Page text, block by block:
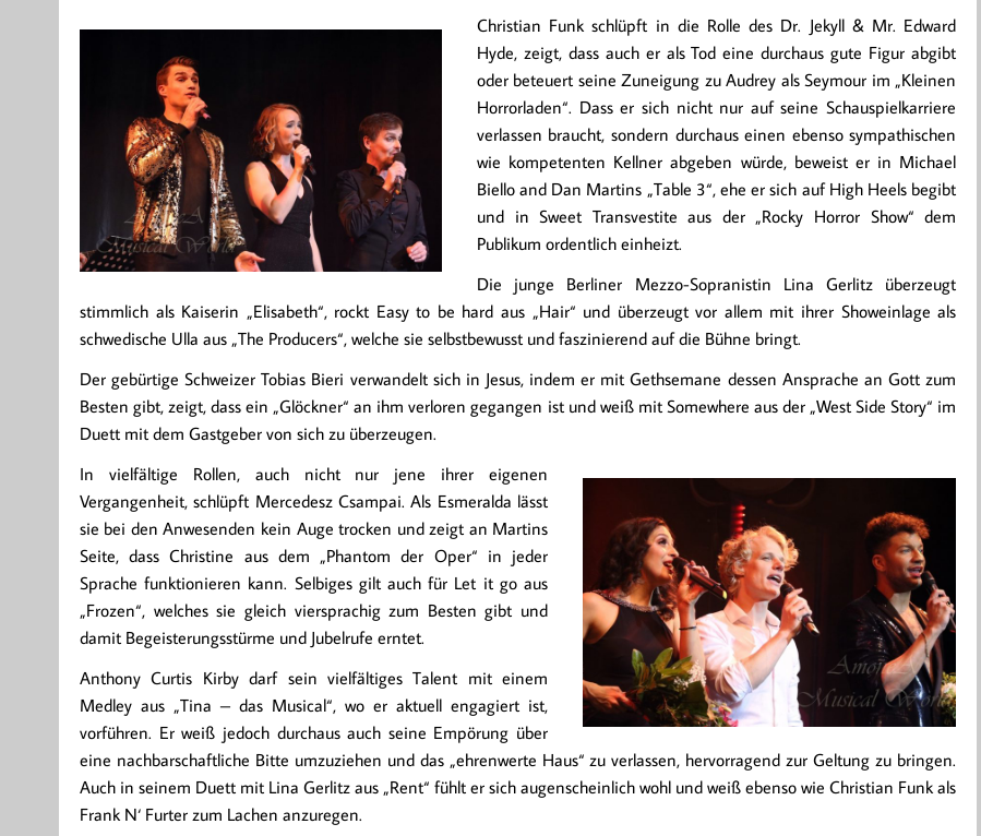
Christian Funk schlüpft in die Rolle des Dr. Jekyll & Mr. Edward
Hyde, zeigt, dass auch er als Tod eine durchaus gute Figur abgibt
oder beteuert seine Zuneigung zu Audrey als Seymour im „Kleinen
Horrorladen“. Dass er sich nicht nur auf seine Schauspielkarriere
verlassen braucht, sondern durchaus einen ebenso sympathischen
wie kompetenten Kellner abgeben würde, beweist er in Michael
Biello and Dan Martins „Table 3“, ehe er sich auf High Heels begibt
und in Sweet Transvestite aus der „Rocky Horror Show“ dem
Publikum ordentlich einheizt.
Die junge Berliner Mezzo-Sopranistin Lina Gerlitz überzeugt
stimmlich als Kaiserin „Elisabeth“, rockt Easy to be hard aus „Hair“ und überzeugt vor allem mit ihrer Showeinlage als
schwedische Ulla aus „The Producers“, welche sie selbstbewusst und faszinierend auf die Bühne bringt.
Der gebürtige Schweizer Tobias Bieri verwandelt sich in Jesus, indem er mit Gethsemane dessen Ansprache an Gott zum
Besten gibt, zeigt, dass ein „Glöckner“ an ihm verloren gegangen ist und weiß mit Somewhere aus der „West Side Story“ im
Duett mit dem Gastgeber von sich zu überzeugen.
In vielfältige Rollen, auch nicht nur jene ihrer eigenen
Vergangenheit, schlüpft Mercedesz Csampai. Als Esmeralda lässt
sie bei den Anwesenden kein Auge trocken und zeigt an Martins
Seite, dass Christine aus dem „Phantom der Oper“ in jeder
Sprache funktionieren kann. Selbiges gilt auch für Let it go aus
„Frozen“, welches sie gleich viersprachig zum Besten gibt und
damit Begeisterungsstürme und Jubelrufe erntet.
Anthony Curtis Kirby darf sein vielfältiges Talent mit einem
Medley aus „Tina – das Musical“, wo er aktuell engagiert ist,
vorführen. Er weiß jedoch durchaus auch seine Empörung über
eine nachbarschaftliche Bitte umzuziehen und das „ehrenwerte Haus“ zu verlassen, hervorragend zur Geltung zu bringen.
Auch in seinem Duett mit Lina Gerlitz aus „Rent“ fühlt er sich augenscheinlich wohl und weiß ebenso wie Christian Funk als
Frank N‘ Furter zum Lachen anzuregen.